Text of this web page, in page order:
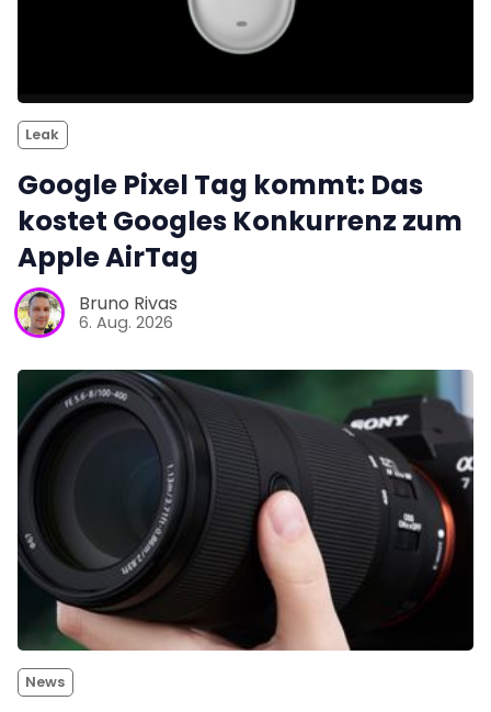
Leak
Google Pixel Tag kommt: Das
kostet Googles Konkurrenz zum
Apple AirTag
Bruno Rivas
6. Aug. 2026
News